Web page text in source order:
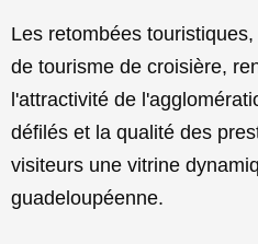
Les retombées
de tourisme de croisière,
l'attractivité de
défilés et la qualité des
visiteurs une vitrine
guadeloupéenne.